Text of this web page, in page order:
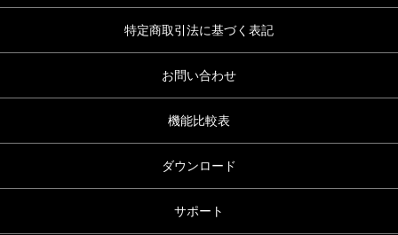
特定商取引法に基づく表記
お問い合わせ
機能比較表
ダウンロード
サポート